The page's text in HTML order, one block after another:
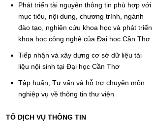
Phát triển tài nguyên thông tin phù hợp với
mục tiêu, nội dung, chương trình, ngành
đào tạo, nghiên cứu khoa học và phát triển
khoa học công nghệ của Đại học Cần Thơ
Tiếp nhận và xây dựng cơ sở dữ liệu tài
liệu nội sinh tại Đại học Cần Thơ
Tập huấn, Tư vấn và hỗ trợ chuyên môn
nghiệp vụ về thông tin thư viện
TỔ DỊCH VỤ THÔNG TIN